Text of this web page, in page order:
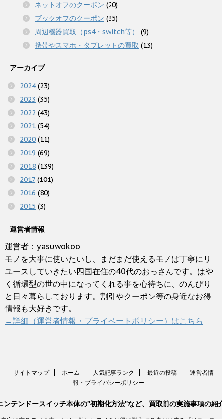
ネットオフのクーポン (20)
ブックオフのクーポン (35)
周辺機器買取（ps4・switch等）
(9)
携帯やスマホ・タブレットの買取 (13)
アーカイブ
2024(23)
2023 (35)
2022 (43)
2021 (54)
2020 (11)
2019 (69)
2018 (139)
2017 (101)
2016 (80)
2015 (3)
運営者情報
運営者：yasuwokoo
モノを大事に使いたいし、まだまだ使えるモノは丁寧にリ
ユースしていきたい四国在住の40代のおっさんです。はや
く循環型の世の中になってくれる事を心待ちに、のんびり
と日々暮らしております。割引やクーポン等の身近なお得
情報も大好きです。
→詳細（運営者情報・プライベートポリシー）はこちら
サイトマップ ホーム 人気記事ランク 最近の投稿
運営者情
報・プライバシーポリシー
ンテンドースイッチ本体の”初期化方法”など、買取前の実施事項の紹